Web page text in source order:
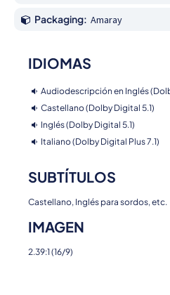
Packaging: Amaray
IDIOMAS
Audiodescripción en Inglés
Castellano (Dolby Digital 5.1)
Inglés (Dolby Digital 5.1)
Italiano (Dolby Digital Plus 7.1)
SUBTÍTULOS
Castellano, Inglés para sordos, etc.
IMAGEN
2.39:1 (16/9)